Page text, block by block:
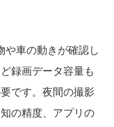
や車の動きが確認し
録画データ容量も
です。夜間の撮影
の精度、アプリの